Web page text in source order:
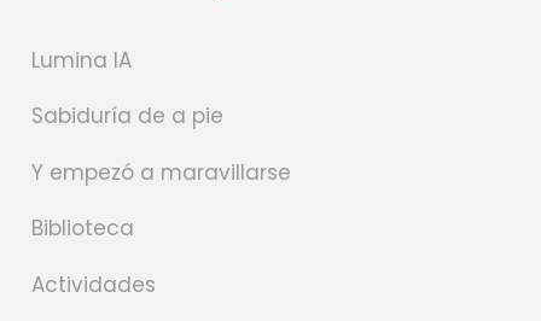
Lumina IA
Sabiduría de a pie
Y empezó a maravillarse
Biblioteca
Actividades